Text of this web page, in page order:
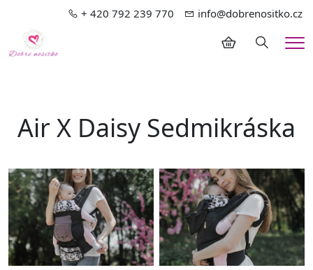
+ 420 792 239 770 info@dobrenositko.cz
Hledání
Air X Daisy Sedmikráska